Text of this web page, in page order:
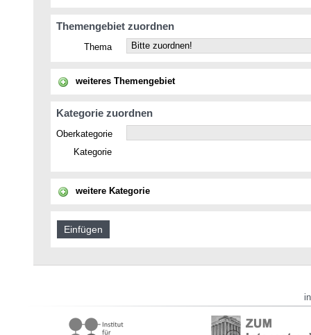
Themengebiet zuordnen
Thema
weiteres Themengebiet
Kategorie zuordnen
Oberkategorie
Kategorie
weitere Kategorie